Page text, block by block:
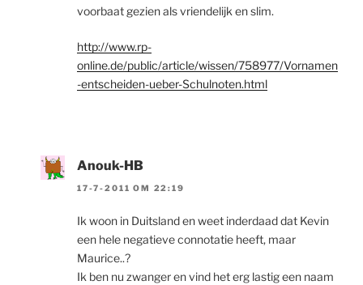
voorbaat gezien als vriendelijk en slim.
http://www.rp-
online.de/public/article/wissen/758977/Vornamen
-entscheiden-ueber-Schulnoten.html
Anouk-HB
17-7-2011 OM 22:19
Ik woon in Duitsland en weet inderdaad dat Kevin
een hele negatieve connotatie heeft, maar
Maurice..?
Ik ben nu zwanger en vind het erg lastig een naam